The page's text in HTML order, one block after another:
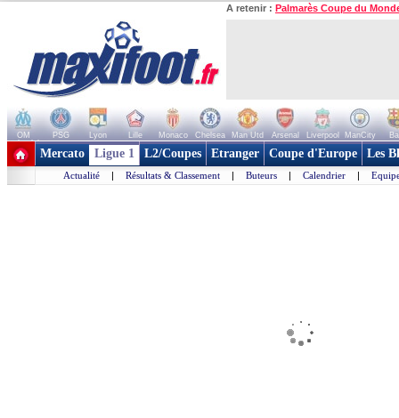
A retenir : Palmarès Coupe du
OM PSG Lyon Lille Monaco Chelsea Man Utd Arsenal Liverpool ManCity
+ de clubs
Mercato Ligue 1 L2/Coupes Etranger Coupe d'Europe Les
Actualité | Résultats & Classement | Buteurs | Calendrier |